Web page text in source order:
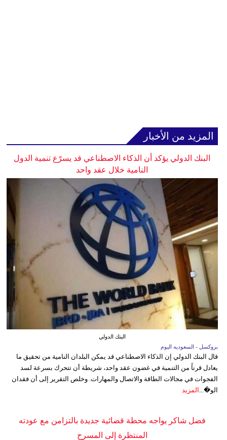
المزيد من الأخبار
البنك الدولي يؤكد أن الذكاء الاصطناعي قد يسرّع تنمية الدول
النامية خلال عقد واحد
البنك الدولي
بروكسل - السعوديه اليوم
قال البنك الدولي إن الذكاء الاصطناعي قد يمكن البلدان النامية من تحقيق ما
يعادل قرناً من التنمية في غضون عقد واحد، شريطة أن تتحرك بسرعة لسد
الفجوات في مجالات الطاقة والاتصال والمهارات. وخلص التقرير إلى أن فقدان
الو�...
المزيد
فضل شاكر يواجه محطة قضائية جديدة بالتزامن مع عودته
المنتظرة إلى المسرح